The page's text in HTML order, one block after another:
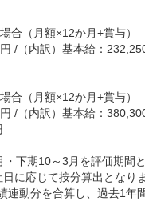
合（月額×12か月+賞与）
/（内訳）基本給：
合（月額×12か月+賞与）
/（内訳）基本給：
下期10～3月を評価期間
に応じて按分算出となりま
連動分を合算し、過去1年